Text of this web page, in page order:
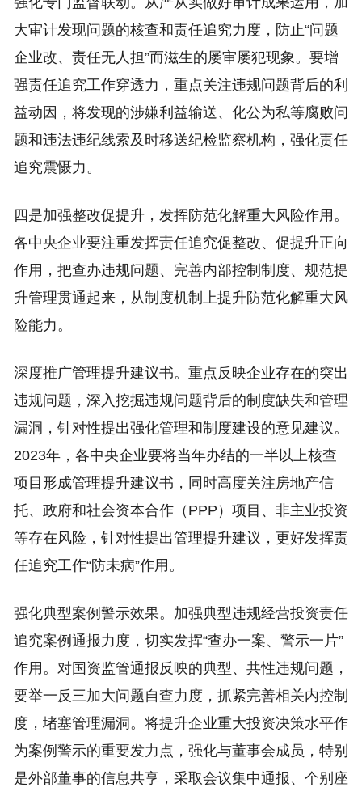
大审计发现问题的核查和责任追究力度，防止“问题
企业改、责任无人担”而滋生的屡审屡犯现象。要增
强责任追究工作穿透力，重点关注违规问题背后的利
益动因，将发现的涉嫌利益输送、化公为私等腐败问
题和违法违纪线索及时移送纪检监察机构，强化责任
追究震慑力。
四是加强整改促提升，发挥防范化解重大风险作用。
各中央企业要注重发挥责任追究促整改、促提升正向
作用，把查办违规问题、完善内部控制制度、规范提
升管理贯通起来，从制度机制上提升防范化解重大风
险能力。
深度推广管理提升建议书。重点反映企业存在的突出
违规问题，深入挖掘违规问题背后的制度缺失和管理
漏洞，针对性提出强化管理和制度建设的意见建议。
2023年，各中央企业要将当年办结的一半以上核查
项目形成管理提升建议书，同时高度关注房地产信
托、政府和社会资本合作（PPP）项目、非主业投资
等存在风险，针对性提出管理提升建议，更好发挥责
任追究工作“防未病”作用。
强化典型案例警示效果。加强典型违规经营投资责任
追究案例通报力度，切实发挥“查办一案、警示一片”
作用。对国资监管通报反映的典型、共性违规问题，
要举一反三加大问题自查力度，抓紧完善相关内控制
度，堵塞管理漏洞。将提升企业重大投资决策水平作
为案例警示的重要发力点，强化与董事会成员，特别
是外部董事的信息共享，采取会议集中通报、个别座